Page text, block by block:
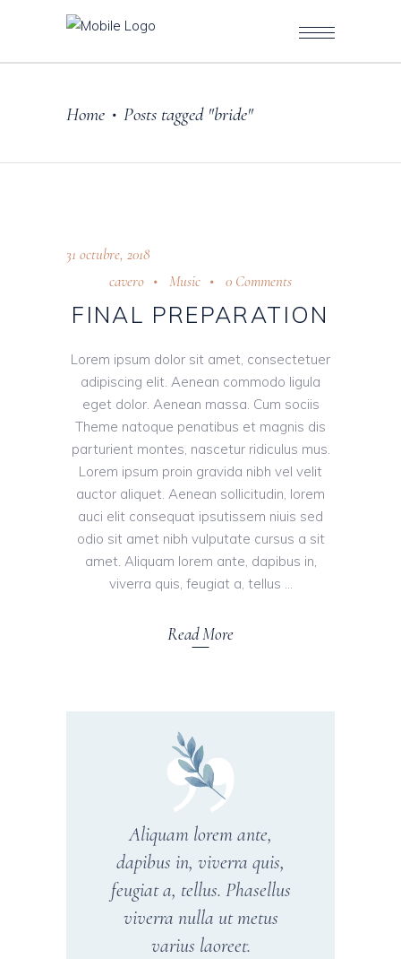
Home • Posts tagged "bride"
31 octubre, 2018
cavero
Music 0 Comments
FINAL PREPARATION
Lorem ipsum dolor sit amet, consectetuer
adipiscing elit. Aenean commodo ligula
eget dolor. Aenean massa. Cum sociis
Theme natoque penatibus et magnis dis
parturient montes, nascetur ridiculus mus.
Lorem ipsum proin gravida nibh vel velit
auctor aliquet. Aenean sollicitudin, lorem
auci elit consequat ipsutissem niuis sed
odio sit amet nibh vulputate cursus a sit
amet. Aliquam lorem ante, dapibus in,
viverra quis, feugiat a, tellus
Read More
Aliquam lorem ante,
dapibus in, viverra quis,
feugiat a, tellus. Phasellus
viverra nulla ut metus
varius laoreet.